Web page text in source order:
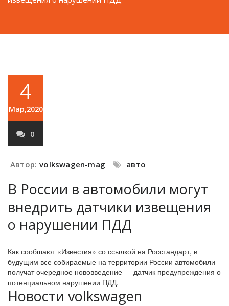
4
Мар,2020
0
Автор: volkswagen-mag авто
В России в автомобили могут
внедрить датчики извещения
о нарушении ПДД
Как сообшают «Известия» со ссылкой на Росстандарт, в
будущим все собираемые на территории России автомобили
получат очередное нововведение — датчик предупреждения о
потенциальном нарушении ПДД.
Новости volkswagen